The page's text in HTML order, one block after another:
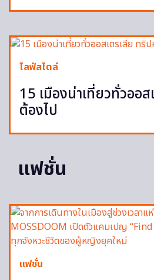
ไลฟ์สไตล์
15 เมืองน่าเที่ยวทั่วออ
ต้องไป
แฟชั่น
แฟชั่น